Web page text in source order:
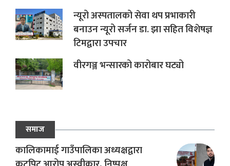
न्यूरो अस्पतालको सेवा थप प्रभाकारी
बनाउन न्यूरो सर्जन डा. झा सहित विशेषज्ञ
टिमद्वारा उपचार
वीरगञ्ज भन्सारको कारोबार घट्यो
समाज
कालिकामाई गाउँपालिका अध्यक्षद्वारा